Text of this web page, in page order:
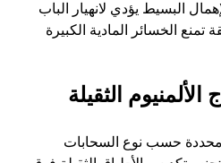
البسيط يؤدي لانهيار الباب
تمنع الخسائر المادية الكبيرة
الثقيلة
محددة حسب نوع السحابات